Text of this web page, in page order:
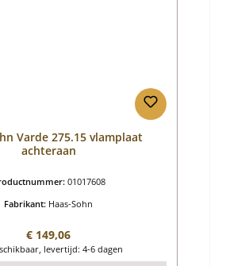
Varde 275.15 vlamplaat
achteraan
01017608
Fabrikant: Haas-Sohn
Normale prijs:
€ 149,06
levertijd: 4-6 dagen